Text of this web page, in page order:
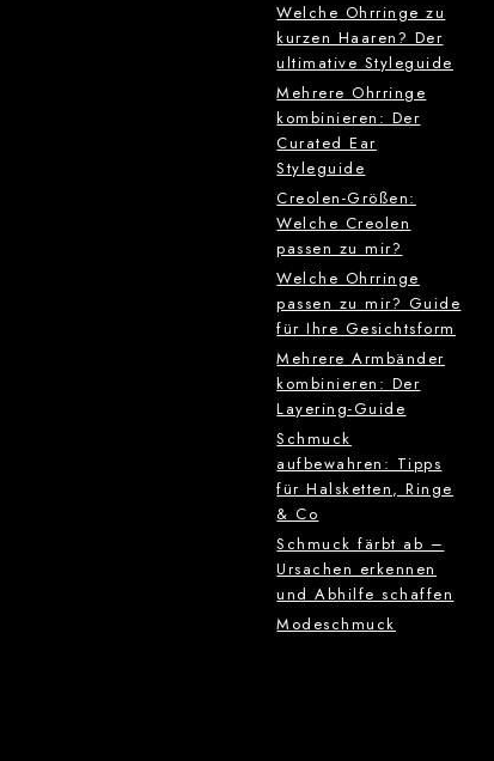
Welche Ohrringe zu
kurzen Haaren? Der
ultimative Styleguide
Mehrere Ohrringe
kombinieren: Der
Curated Ear
Styleguide
Creolen-Größen:
Welche Creolen
passen zu mir?
Welche Ohrringe
passen zu mir? Guide
für Ihre Gesichtsform
Mehrere Armbänder
kombinieren: Der
Layering-Guide
Schmuck
aufbewahren: Tipps
für Halsketten, Ringe
& Co
Schmuck färbt ab –
Ursachen erkennen
und Abhilfe schaffen
Modeschmuck